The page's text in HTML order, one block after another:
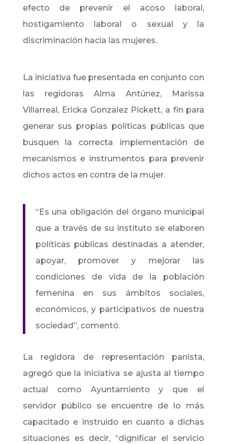
efecto de prevenir el acoso laboral,
hostigamiento laboral o sexual y la
discriminación hacia las mujeres.
La iniciativa fue presentada en conjunto con
las regidoras Alma Antúnez, Marissa
Villarreal, Ericka Gonzalez Pickett, a fin para
generar sus propias políticas públicas que
busquen la correcta implementación de
mecanismos e instrumentos para prevenir
dichos actos en contra de la mujer.
“Es una obligación del órgano municipal
que a través de su instituto se elaboren
políticas públicas destinadas a atender,
apoyar, promover y mejorar las
condiciones de vida de la población
femenina en sus ámbitos sociales,
económicos, y participativos de nuestra
sociedad”, comentó.
La regidora de representación panista,
agregó que la iniciativa se ajusta al tiempo
actual como Ayuntamiento y que el
servidor público se encuentre de lo más
capacitado e instruido en cuanto a dichas
situaciones es decir, “dignificar el servicio